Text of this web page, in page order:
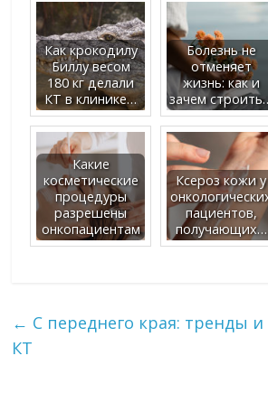
Как крокодилу
Биллу весом
180 кг делали
КТ в клинике…
Болезнь не
отменяет
жизнь: как и
зачем
Какие
косметические
процедуры
разрешены
онкопациентам
Ксероз кожи у
пациентов,
получающих…
← С переднего края: тренды
КТ